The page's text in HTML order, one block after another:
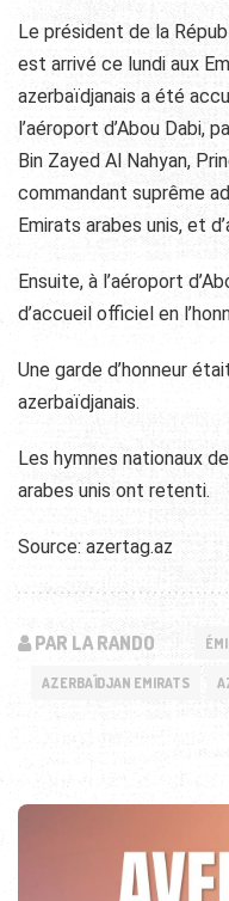
Le président de la
est arrivé ce lundi aux
azerbaïdjanais a été
l’aéroport d’Abou Dabi,
Bin Zayed Al Nahyan,
commandant suprême
Emirats arabes unis, et
Ensuite, à l’aéroport
d’accueil officiel en
Une garde d’honneur
azerbaïdjanais.
Les hymnes nationaux
arabes unis ont retenti.
Source: azertag.az
PAR LA RANDO
AZERBAÏDJAN EMIRATS